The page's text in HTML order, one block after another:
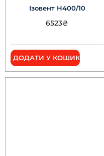
Ізовент Н400/10
6523₴
ДОДАТИ У КОШИК